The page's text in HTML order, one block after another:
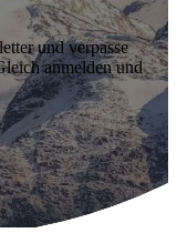
und verpasse
anmelden und